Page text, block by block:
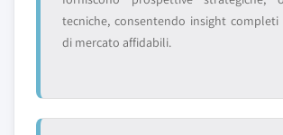
tecniche, consentendo insight completi
di mercato affidabili.